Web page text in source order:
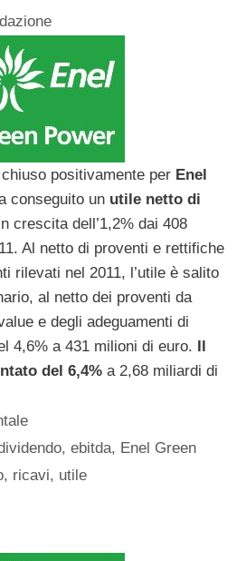
positivamente per Enel
conseguito un utile netto di
crescita dell’1,2% dai 408
Al netto di proventi e rettifiche
rilevati nel 2011, l’utile è salito
al netto dei proventi da
e degli adeguamenti di
4,6% a 431 milioni di euro. Il
del 6,4% a 2,68 miliardi di
,ebitda, Enel Green
, ricavi, utile